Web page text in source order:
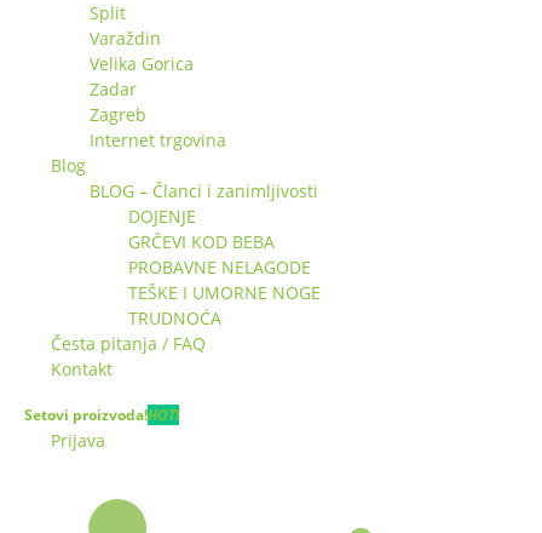
Split
Varaždin
Velika Gorica
Zadar
Zagreb
Internet trgovina
Blog
BLOG – Članci i zanimljivosti
DOJENJE
GRČEVI KOD BEBA
PROBAVNE NELAGODE
TEŠKE I UMORNE NOGE
TRUDNOĆA
Česta pitanja / FAQ
Kontakt
Setovi proizvoda!HOT!
Prijava